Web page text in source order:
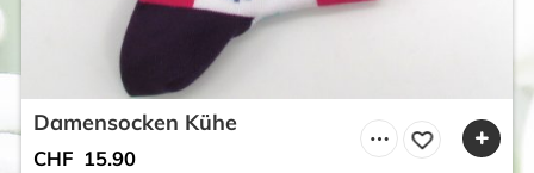
Damensocken Kühe
CHF 15.90